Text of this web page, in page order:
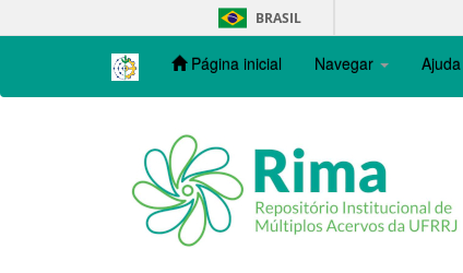
navigation
BRASIL
Página inicial Navegar Ajuda